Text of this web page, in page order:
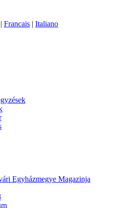
| Francais | Italiano
Egyházmegye Magazinja